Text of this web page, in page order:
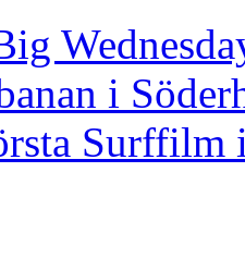
i
Surffilm